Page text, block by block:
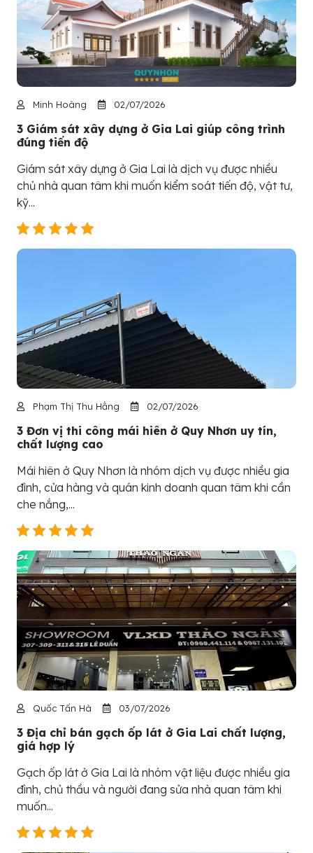
Minh Hoàng 02/07/2026
3 Giám sát xây dựng ở Gia Lai giúp công trình
đúng tiến độ
Giám sát xây dựng ở Gia Lai là dịch vụ được nhiều
chủ nhà quan tâm khi muốn kiểm soát tiến độ, vật tư,
kỹ...
Phạm Thị Thu Hằng 02/07/2026
3 Đơn vị thi công mái hiên ở Quy Nhơn uy tín,
chất lượng cao
Mái hiên ở Quy Nhơn là nhóm dịch vụ được nhiều gia
đình, cửa hàng và quán kinh doanh quan tâm khi cần
che nắng,...
Quốc Tấn Hà 03/07/2026
3 Địa chỉ bán gạch ốp lát ở Gia Lai chất lượng,
giá hợp lý
Gạch ốp lát ở Gia Lai là nhóm vật liệu được nhiều gia
đình, chủ thầu và người đang sửa nhà quan tâm khi
muốn...